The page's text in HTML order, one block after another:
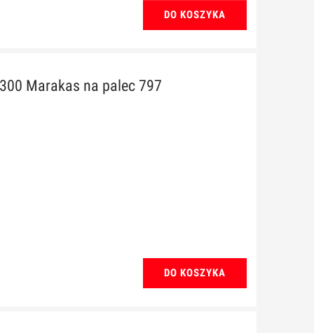
DO KOSZYKA
Marakas na palec 797
DO KOSZYKA